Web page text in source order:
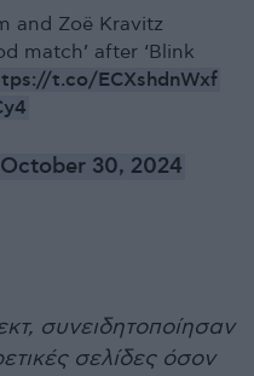
and Zoë Kravitz
match’ after ‘Blink
t.co/ECXshdnWxf
October 30, 2024
συνειδητοποίησαν
σελίδες όσον